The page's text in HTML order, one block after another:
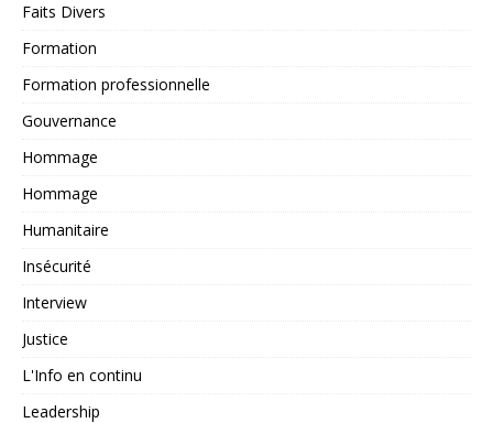
Faits Divers
Formation
Formation professionnelle
Gouvernance
Hommage
Hommage
Humanitaire
Insécurité
Interview
Justice
L'Info en continu
Leadership